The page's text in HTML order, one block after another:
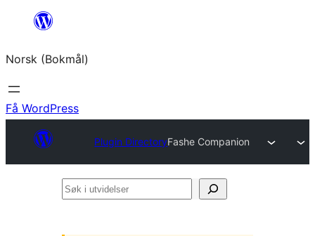
Hopp
innhold
Norsk (Bokmål)
Få WordPress
Plugin DirectoryFashe Companion
Søk